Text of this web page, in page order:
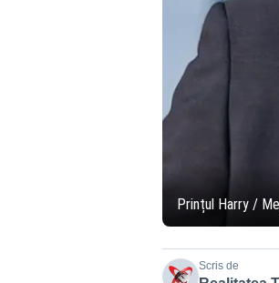
Prințul Harry /
Scris de